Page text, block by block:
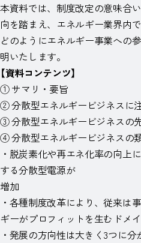
本資料では、制度改定の意味合
向を踏まえ、エネルギー業界内
どのようにエネルギー事業への
明いたします。
【資料コンテンツ】
① サマリ・要旨
② 分散型エネルギービジネスに
③ 分散型エネルギービジネスの
④ 分散型エネルギービジネスの
・脱炭素化や再エネ化率の向上
する分散型電源が
増加
・各種制度改革により、従来は
ギーがプロフィットを生むドメ
・発展の方向性は大きく3つに